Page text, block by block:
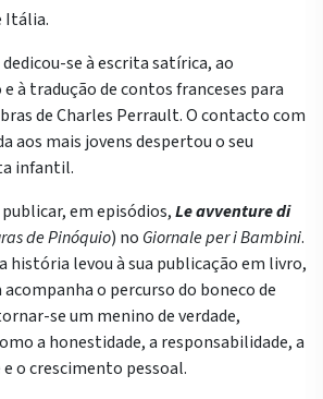
Itália.
se à escrita satírica, ao
à tradução de contos franceses para
de Charles Perrault. O contacto com
aos mais jovens despertou o seu
infantil.
em episódios,Le avventure di
de Pinóquio) no Giornale per i Bambini.
história levou à sua publicação em livro,
o percurso do boneco de
se um menino de verdade,
a honestidade, a responsabilidade, a
o crescimento pessoal.